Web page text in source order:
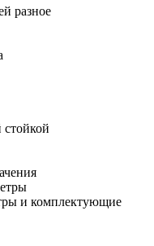
разное
и комплектующие